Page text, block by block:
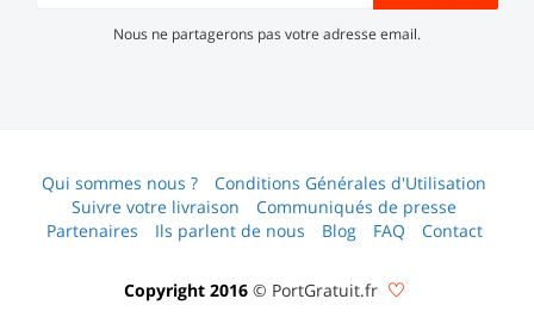
Nous ne partagerons pas votre adresse email.
Qui sommes nous ?
Conditions Générales d'Utilisation
Suivre votre livraison
Communiqués de presse
Partenaires
Ils parlent de nous Blog FAQ Contact
Copyright 2016 © PortGratuit.fr